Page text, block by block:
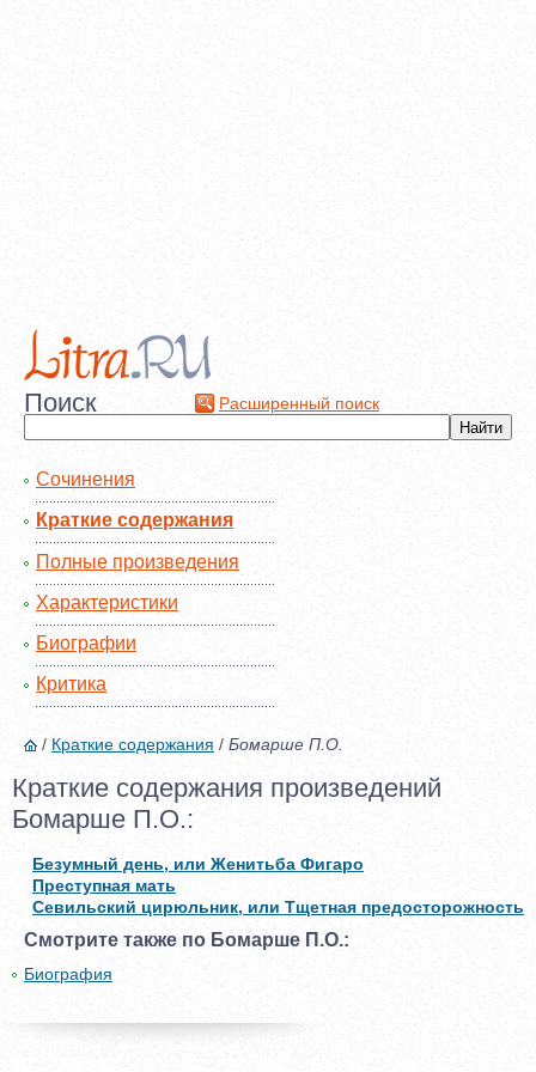
Поиск Расширенный поиск
Сочинения
Краткие содержания
Полные произведения
Характеристики
Биографии
Критика
/ Краткие содержания / Бомарше П.О.
Краткие содержания произведений
Бомарше П.О.:
Безумный день, или Женитьба Фигаро
Преступная мать
Севильский цирюльник, или Тщетная предосторожность
Смотрите также по Бомарше П.О.:
Биография